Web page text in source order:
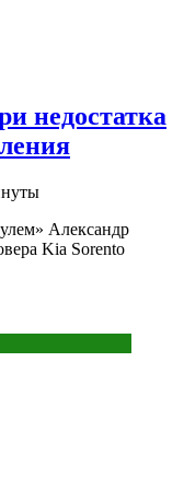
недостатка
Александр
Kia Sorento